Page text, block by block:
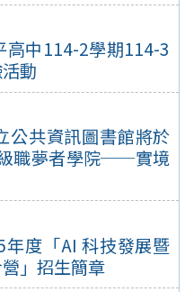
高中114-2學期114-3
動
公共資訊圖書館將於
職夢者學院──實境
年度「AI 科技發展暨
」招生簡章